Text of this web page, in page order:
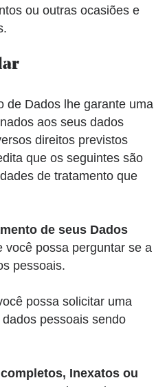
ou outras ocasiões e
de Dados lhe garante uma
aos seus dados
direitos previstos
que os seguintes são
de tratamento que
de seus Dados
você possa perguntar se a
pessoais.
possa solicitar uma
pessoais sendo
Inexatos ou